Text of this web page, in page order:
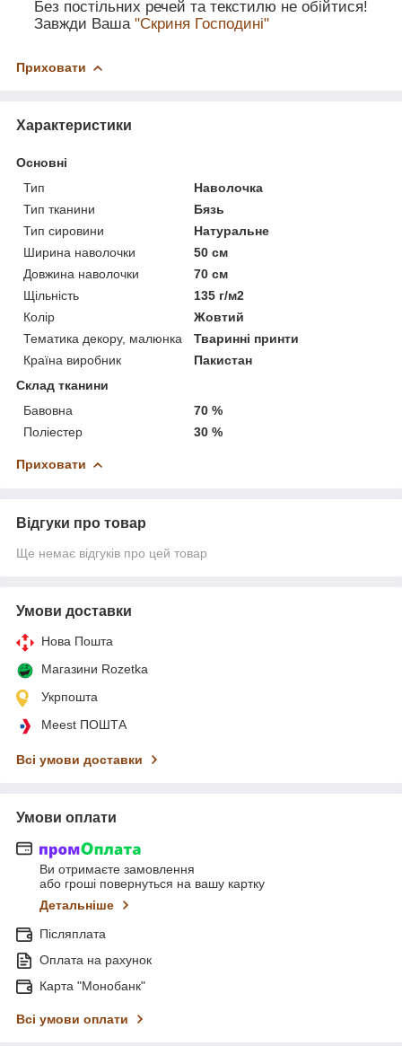
Без постільних речей та текстилю не обійтися!
Завжди Ваша "Скриня Господині"
Приховати
Характеристики
Основні
Тип
Наволочка
Тип тканини
Бязь
Тип сировини
Натуральне
Ширина наволочки
50 см
Довжина наволочки
70 см
Щільність
135 г/м2
Колір
Жовтий
Тематика декору, малюнка
Тваринні принти
Країна виробник
Пакистан
Склад тканини
Бавовна
70 %
Поліестер
30 %
Приховати
Відгуки про товар
Ще немає відгуків про цей товар
Умови доставки
Нова Пошта
Магазини Rozetka
Укрпошта
Meest ПОШТА
Всі умови доставки
Умови оплати
Ви отримаєте замовлення
або гроші повернуться на вашу картку
Детальніше
Післяплата
Оплата на рахунок
Карта "Монобанк"
Всі умови оплати